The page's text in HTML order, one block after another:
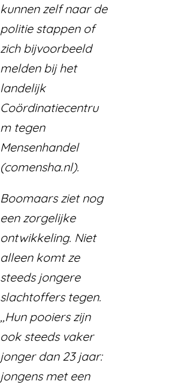
kunnen zelf naar de
politie stappen of
zich bijvoorbeeld
melden bij het
landelijk
Coördinatiecentru
m tegen
Mensenhandel
(comensha.nl).
Boomaars ziet nog
een zorgelijke
ontwikkeling. Niet
alleen komt ze
steeds jongere
slachtoffers tegen.
,,Hun pooiers zijn
ook steeds vaker
jonger dan 23 jaar:
jongens met een